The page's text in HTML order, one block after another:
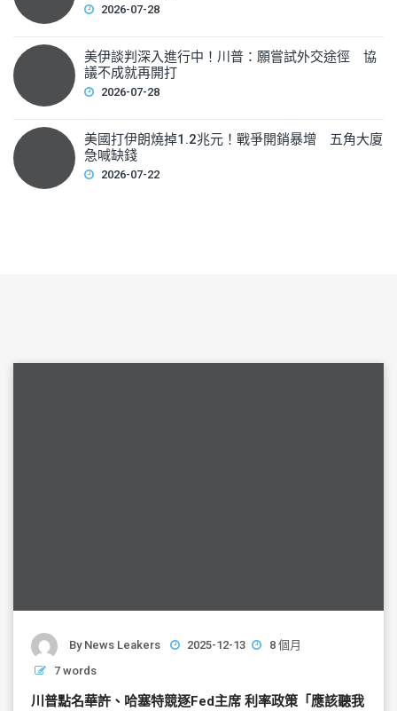
2026-07-28
美伊談判深入進行中！川普：願嘗試外交途徑 協
議不成就再開打
2026-07-28
美國打伊朗燒掉1.2兆元！戰爭開銷暴增 五角大廈
急喊缺錢
2026-07-22
By News Leakers 2025-12-13
8 個月
7 words
川普點名華許、哈塞特競逐Fed主席 利率政策「應該聽我